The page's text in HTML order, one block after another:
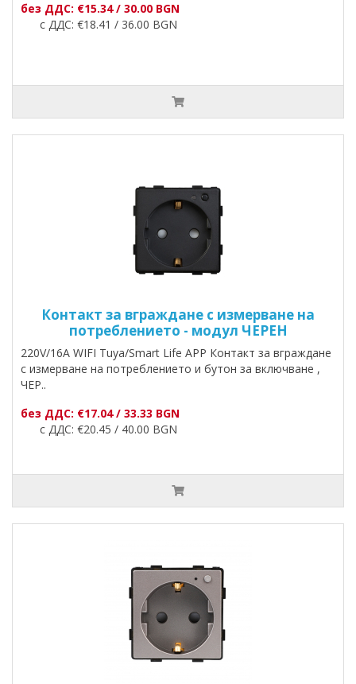
без ДДС: €15.34 / 30.00 BGN
с ДДС: €18.41 / 36.00 BGN
Контакт за вграждане с измерване на
потреблението - модул ЧЕРЕН
220V/16A WIFI Tuya/Smart Life APP Контакт за вграждане
с измерване на потреблението и бутон за включване ,
ЧЕР..
без ДДС: €17.04 / 33.33 BGN
с ДДС: €20.45 / 40.00 BGN